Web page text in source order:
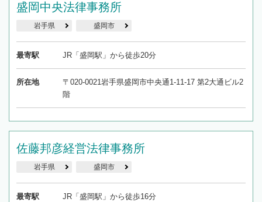
盛岡中央法律事務所
岩手県 盛岡市
最寄駅 JR「盛岡駅」から徒歩20分
所在地
〒020-0021岩手県盛岡市中央通1-11-17 第2大通ビル2
階
佐藤邦彦経営法律事務所
岩手県 盛岡市
最寄駅 JR「盛岡駅」から徒歩16分